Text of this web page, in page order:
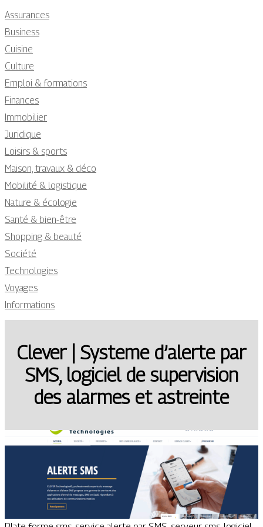
Assurances
Business
Cuisine
Culture
Emploi & formations
Finances
Immobilier
Juridique
Loisirs & sports
Maison, travaux & déco
Mobilité & logistique
Nature & écologie
Santé & bien-être
Shopping & beauté
Société
Technologies
Voyages
Informations
Clever | Systeme d’alerte par
SMS, logiciel de supervision
des alarmes et astreinte